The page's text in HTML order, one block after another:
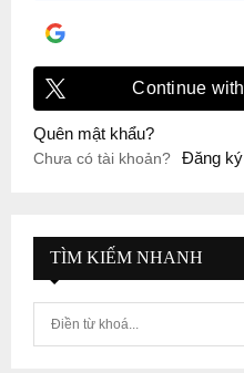
Continue with
Quên mật khẩu?
Chưa có tài khoản? Đăng ký
TÌM KIẾM NHANH